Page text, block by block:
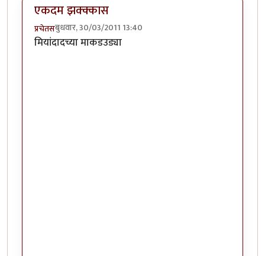
एकदम झक्क्कास
प्रचेतसबुधवार, 30/03/2011 13:40
मियांदादच्या माकडउड्या